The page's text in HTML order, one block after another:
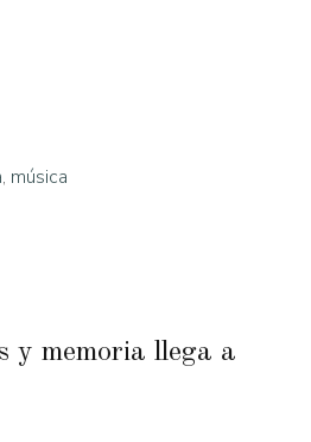
, música
y memoria llega a